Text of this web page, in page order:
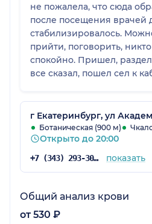
не пожалела, что сюда
после посещения врачей
стабилизировалось.
прийти, поговорить,
спокойно. Пришел,
все сказал, пошел сел к
клинике все устраивает.
г Екатеринбург, ул
Ботаническая (900 м)
Открыто до 20:00
+7 (343) 293-30-81 показать
Общий анализ крови
от 530 ₽